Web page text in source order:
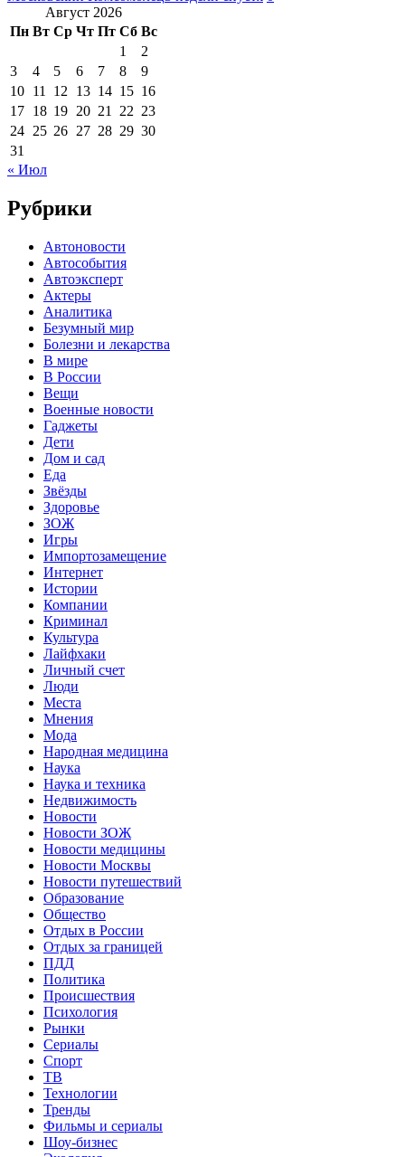
Август 2026
Пн Вт Ср Чт Пт Сб Вс
1
2
3
4 5 6 7 8
9
10 11 12 13 14 15 16
17 18 19 20 21 22 23
24 25 26 27 28 29 30
31
« Июл
Рубрики
Автоновости
Автособытия
Автоэксперт
Актеры
Аналитика
Безумный мир
Болезни и лекарства
В мире
В России
Вещи
Военные новости
Гаджеты
Дети
Дом и сад
Еда
Звёзды
Здоровье
ЗОЖ
Игры
Импортозамещение
Интернет
Истории
Компании
Криминал
Культура
Лайфхаки
Личный счет
Люди
Места
Мнения
Мода
Народная медицина
Наука
Наука и техника
Недвижимость
Новости
Новости ЗОЖ
Новости медицины
Новости Москвы
Новости путешествий
Образование
Общество
Отдых в России
Отдых за границей
ПДД
Политика
Происшествия
Психология
Рынки
Сериалы
Спорт
ТВ
Технологии
Тренды
Фильмы и сериалы
Шоу-бизнес